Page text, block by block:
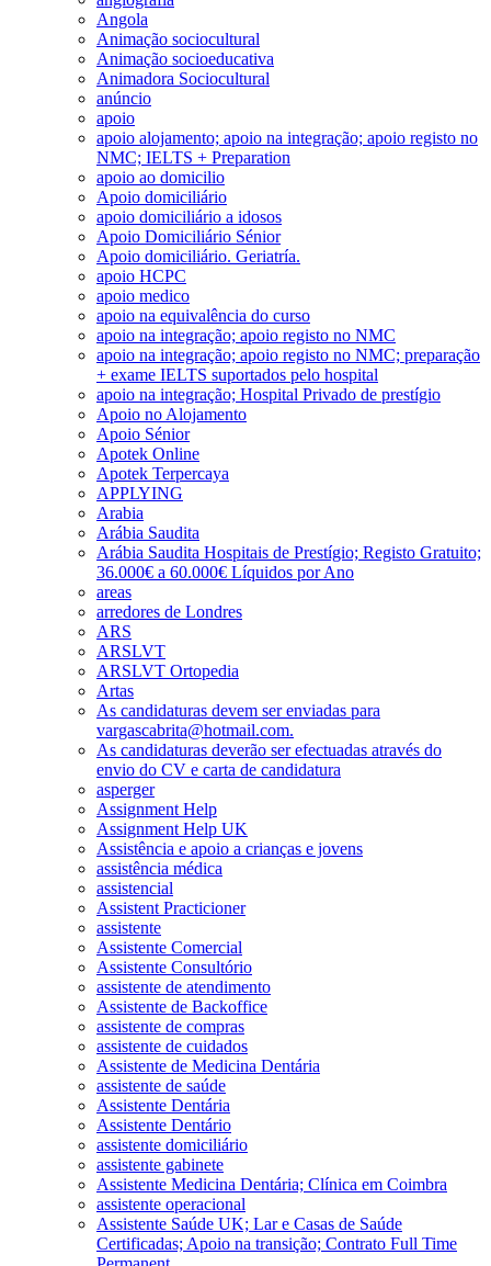
Angola
Animação sociocultural
Animação socioeducativa
Animadora Sociocultural
anúncio
apoio
apoio alojamento; apoio na integração; apoio registo no
NMC; IELTS + Preparation
apoio ao domicilio
Apoio domiciliário
apoio domiciliário a idosos
Apoio Domiciliário Sénior
Apoio domiciliário. Geriatría.
apoio HCPC
apoio medico
apoio na equivalência do curso
apoio na integração; apoio registo no NMC
apoio na integração; apoio registo no NMC; preparação
+ exame IELTS suportados pelo hospital
apoio na integração; Hospital Privado de prestígio
Apoio no Alojamento
Apoio Sénior
Apotek Online
Apotek Terpercaya
APPLYING
Arabia
Arábia Saudita
Arábia Saudita Hospitais de Prestígio; Registo Gratuito;
36.000€ a 60.000€ Líquidos por Ano
areas
arredores de Londres
ARS
ARSLVT
ARSLVT Ortopedia
Artas
As candidaturas devem ser enviadas para
vargascabrita@hotmail.com.
As candidaturas deverão ser efectuadas através do
envio do CV e carta de candidatura
asperger
Assignment Help
Assignment Help UK
Assistência e apoio a crianças e jovens
assistência médica
assistencial
Assistent Practicioner
assistente
Assistente Comercial
Assistente Consultório
assistente de atendimento
Assistente de Backoffice
assistente de compras
assistente de cuidados
Assistente de Medicina Dentária
assistente de saúde
Assistente Dentária
Assistente Dentário
assistente domiciliário
assistente gabinete
Assistente Medicina Dentária; Clínica em Coimbra
assistente operacional
Assistente Saúde UK; Lar e Casas de Saúde
Certificadas; Apoio na transição; Contrato Full Time